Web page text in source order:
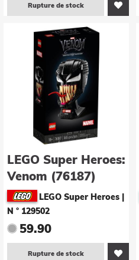
Rupture de stock
LEGO Super Heroes:
Venom (76187)
LEGO Super Heroes
N ° 129502
59.90
Rupture de stock